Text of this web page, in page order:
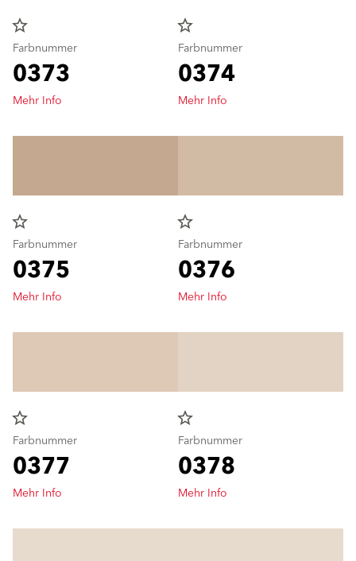
star_border
Farbnummer
0373
Mehr Info
star_border
Farbnummer
0374
Mehr Info
star_border
Farbnummer
0375
Mehr Info
star_border
Farbnummer
0376
Mehr Info
star_border
Farbnummer
0377
Mehr Info
star_border
Farbnummer
0378
Mehr Info